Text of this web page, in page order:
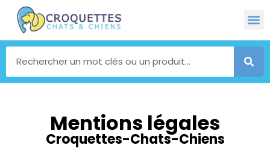
Mentions légales
Croquettes-Chats-Chiens